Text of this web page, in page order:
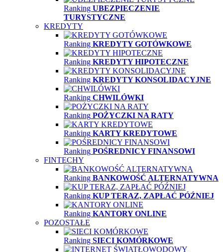
Ranking UBEZPIECZENIE
TURYSTYCZNE
KREDYTY
Ranking KREDYTY GOTÓWKOWE
Ranking KREDYTY HIPOTECZNE
Ranking KREDYTY KONSOLIDACYJNE
Ranking CHWILÓWKI
Ranking POŻYCZKI NA RATY
Ranking KARTY KREDYTOWE
Ranking POŚREDNICY FINANSOWI
FINTECHY
Ranking BANKOWOŚĆ ALTERNATYWNA
Ranking KUP TERAZ, ZAPŁAĆ PÓŹNIEJ
Ranking KANTORY ONLINE
POZOSTAŁE
Ranking SIECI KOMÓRKOWE